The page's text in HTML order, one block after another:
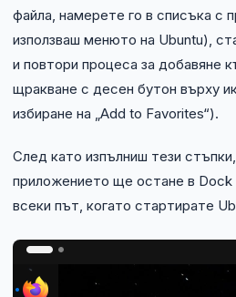
файла, намерете го в списъка с
използваш менюто на Ubuntu),
и повтори процеса за добавяне
щракване с десен бутон върху
избиране на „Add to Favorites“).
След като изпълниш тези
приложението ще остане в
всеки път, когато стартирате